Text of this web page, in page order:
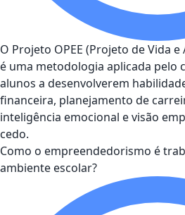
O Projeto OPEE (Projeto de Vida
é uma metodologia aplicada pelo
alunos a desenvolverem
financeira, planejamento de
inteligência emocional e visão
cedo.
Como o empreendedorismo é
ambiente escolar?